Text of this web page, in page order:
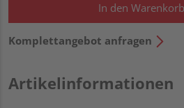
In den Warenkorb
Komplettangebot anfragen
Artikelinformationen